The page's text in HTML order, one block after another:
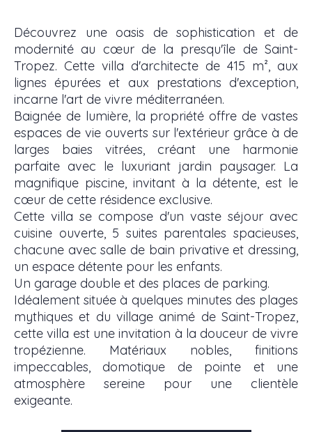
Découvrez une oasis de sophistication et de
modernité au cœur de la presqu'île de Saint-
Tropez. Cette villa d'architecte de 415 m², aux
lignes épurées et aux prestations d'exception,
incarne l'art de vivre méditerranéen.
Baignée de lumière, la propriété offre de vastes
espaces de vie ouverts sur l'extérieur grâce à de
larges baies vitrées, créant une harmonie
parfaite avec le luxuriant jardin paysager. La
magnifique piscine, invitant à la détente, est le
cœur de cette résidence exclusive.
Cette villa se compose d'un vaste séjour avec
cuisine ouverte, 5 suites parentales spacieuses,
chacune avec salle de bain privative et dressing,
un espace détente pour les enfants.
Un garage double et des places de parking.
Idéalement située à quelques minutes des plages
mythiques et du village animé de Saint-Tropez,
cette villa est une invitation à la douceur de vivre
tropézienne. Matériaux nobles, finitions
impeccables, domotique de pointe et une
atmosphère sereine pour une clientèle
exigeante.